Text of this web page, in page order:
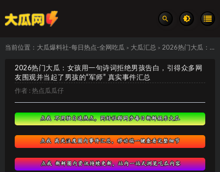
当前位置： 大瓜爆料社-每日热点-全网吃瓜 > 大瓜汇总 > 2026热门大瓜：女孩用一句诗词拒绝男孩告白，引得众多网友围观并当起了男孩的“军师” 真实事件汇总
2026热门大瓜：女孩用一句诗词拒绝男孩告白，引得众多网
友围观并当起了男孩的“军师” 真实事件汇总
作者 : 热点瓜瓜仔